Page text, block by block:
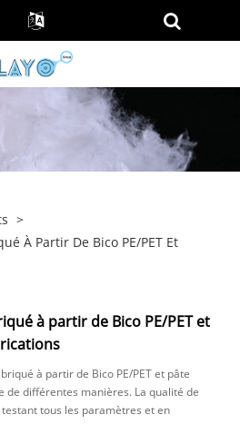
>
À Partir De Bico PE/PET Et
à partir de Bico PE/PET et
à partir de Bico PE/PET et pâte
de différentes manières. La qualité de
tous les paramètres et en